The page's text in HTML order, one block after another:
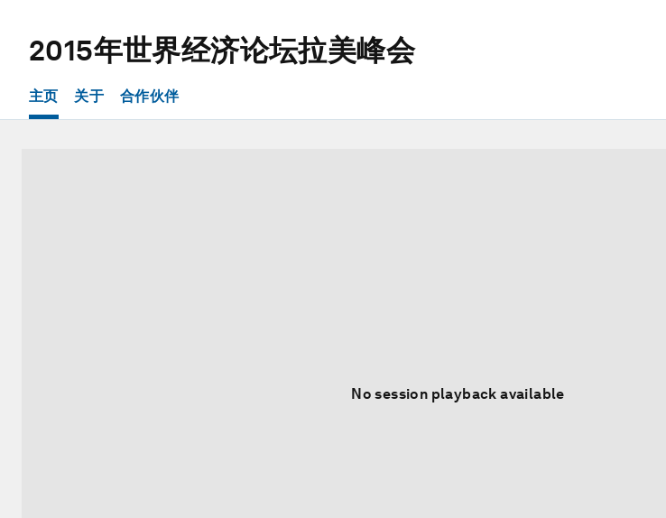
2015年世界经济论坛拉美峰会
主页 关于 合作伙伴
No session playback available